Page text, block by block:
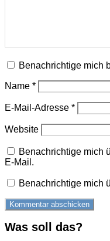
Benachrichtige mich
Name *
E-Mail-Adresse *
Website
Benachrichtige mich
E-Mail.
Benachrichtige mich
Was soll das?